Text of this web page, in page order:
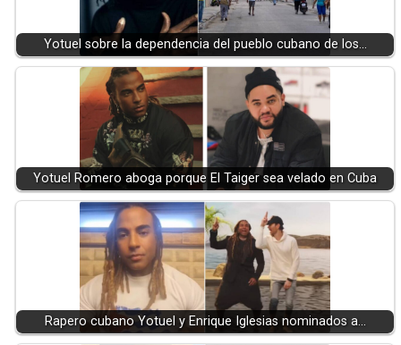
Yotuel sobre la dependencia del pueblo cubano de los…
Yotuel Romero aboga porque El Taiger sea velado en Cuba
Rapero cubano Yotuel y Enrique Iglesias nominados a…